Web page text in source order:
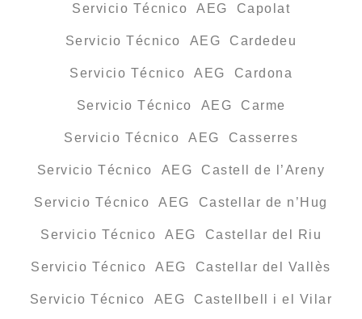
Servicio Técnico AEG Capolat
Servicio Técnico AEG Cardedeu
Servicio Técnico AEG Cardona
Servicio Técnico AEG Carme
Servicio Técnico AEG Casserres
Servicio Técnico AEG Castell de l’Areny
Servicio Técnico AEG Castellar de n’Hug
Servicio Técnico AEG Castellar del Riu
Servicio Técnico AEG Castellar del Vallès
Servicio Técnico AEG Castellbell i el Vilar